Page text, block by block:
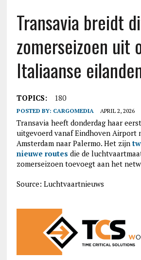
Transavia breidt
zomerseizoen uit
Italiaanse
TOPICS: 180
POSTED BY: CARGOMEDIA APRIL 2, 2026
Transavia heeft donderdag haar
uitgevoerd vanaf Eindhoven Airport
Amsterdam naar Palermo. Het zijn
nieuwe routes die de
zomerseizoen toevoegt aan het
Source: Luchtvaartnieuws